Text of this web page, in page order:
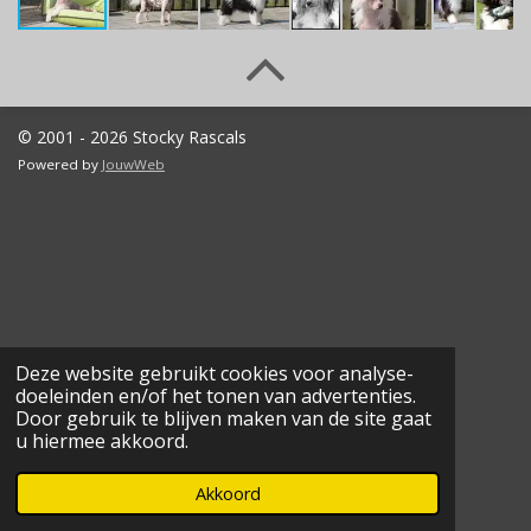
Deze website gebruikt cookies voor analyse-
doeleinden en/of het tonen van advertenties.
Door gebruik te blijven maken van de site gaat
u hiermee akkoord.
Akkoord
© 2001 - 2026 Stocky Rascals
Powered by JouwWeb